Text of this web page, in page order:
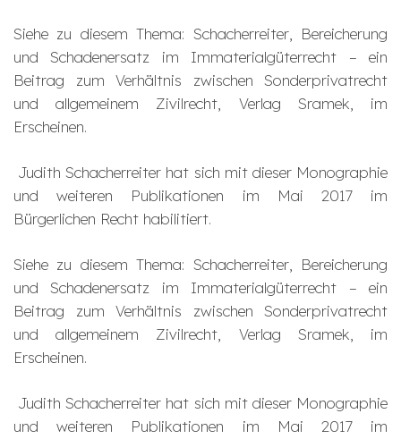
Siehe zu diesem Thema: Schacherreiter, Bereicherung
und Schadenersatz im Immaterialgüterrecht – ein
Beitrag zum Verhältnis zwischen Sonderprivatrecht
und allgemeinem Zivilrecht, Verlag Sramek, im
Erscheinen.
Judith Schacherreiter hat sich mit dieser Monographie
und weiteren Publikationen im Mai 2017 im
Bürgerlichen Recht habilitiert.
Siehe zu diesem Thema: Schacherreiter, Bereicherung
und Schadenersatz im Immaterialgüterrecht – ein
Beitrag zum Verhältnis zwischen Sonderprivatrecht
und allgemeinem Zivilrecht, Verlag Sramek, im
Erscheinen.
Judith Schacherreiter hat sich mit dieser Monographie
und weiteren Publikationen im Mai 2017 im